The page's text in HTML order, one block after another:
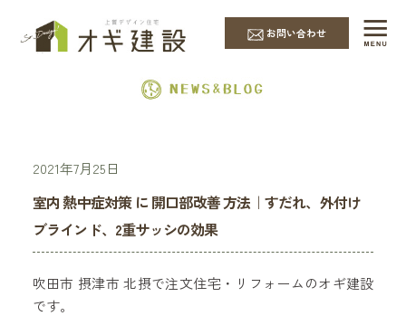
お問い合わせ
EVENT & NEWS
2021年7月25日
室内 熱中症対策 に 開口部改善 方法｜すだれ、外付け
ブラインド、2重サッシの効果
吹田市 摂津市 北摂で注文住宅・リフォームのオギ建設
です。